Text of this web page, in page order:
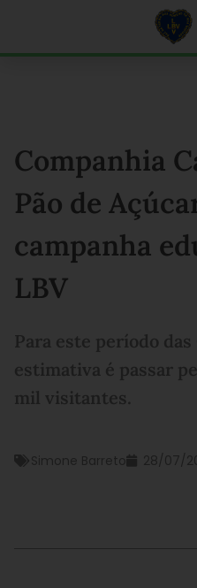
Companhia
Pão de
campanha
LBV
Para este período
estimativa é passar
mil visitantes.
Simone Barreto 28/07/